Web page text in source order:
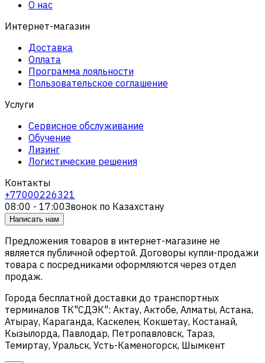
О нас
Интернет-магазин
Доставка
Оплата
Программа лояльности
Пользовательское соглашение
Услуги
Сервисное обслуживание
Обучение
Лизинг
Логистические решения
Контакты
+77000226321
08:00 - 17:00Звонок по Казахстану
Написать нам
Предложения товаров в интернет-магазине не
является публичной офертой. Договоры купли-продажи
товара с посредниками оформляются через отдел
продаж.
Города бесплатной доставки до транспортных
терминалов ТК"СДЭК": Актау, Актобе, Алматы, Астана,
Атырау, Караганда, Каскелен, Кокшетау, Костанай,
Кызылорда, Павлодар, Петропавловск, Тараз,
Темиртау, Уральск, Усть-Каменогорск, Шымкент